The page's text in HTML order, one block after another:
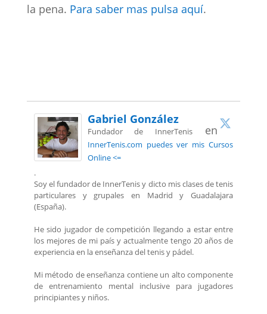
la pena. Para saber mas pulsa aquí.
Gabriel González
Fundador de InnerTenisen
InnerTenis.com puedes ver mis Cursos
Online <=
.
Soy el fundador de InnerTenis y dicto mis clases de tenis
particulares y grupales en Madrid y Guadalajara
(España).
He sido jugador de competición llegando a estar entre
los mejores de mi país y actualmente tengo 20 años de
experiencia en la enseñanza del tenis y pádel.
Mi método de enseñanza contiene un alto componente
de entrenamiento mental inclusive para jugadores
principiantes y niños.